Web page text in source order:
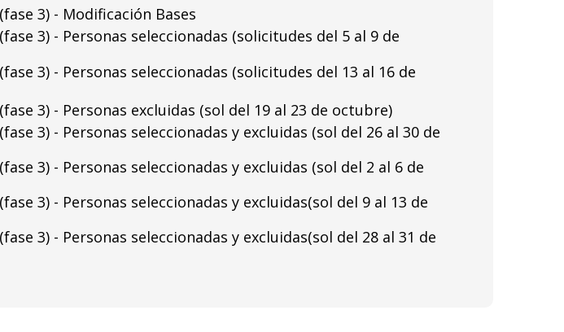
3) - Modificación Bases
3) - Personas seleccionadas (solicitudes del 5 al 9 de
3) - Personas seleccionadas (solicitudes del 13 al 16 de
3) - Personas excluidas (sol del 19 al 23 de octubre)
3) - Personas seleccionadas y excluidas (sol del 26 al 30 de
3) - Personas seleccionadas y excluidas (sol del 2 al 6 de
3) - Personas seleccionadas y excluidas(sol del 9 al 13 de
3) - Personas seleccionadas y excluidas(sol del 28 al 31 de